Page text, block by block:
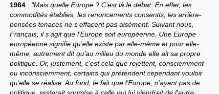
1964 : "Mais quelle Europe ? C’est là le débat. En effet, les
commodités établies, les renoncements consentis, les arrière-
pensées tenaces ne s’effacent pas aisément. Suivant nous,
Français, il s’agit que l’Europe soit européenne. Une Europe
européenne signifie qu’elle existe par elle-même et pour elle-
même, autrement dit qu’au milieu du monde elle ait sa propre
politique. Or, justement, c’est cela que rejettent, consciemment
ou inconsciemment, certains qui prétendent cependant vouloir
qu’elle se réalise. Au fond, le fait que l’Europe, n’ayant pas de
politique, resterait soumise à celle qui lui viendrait de l’autre